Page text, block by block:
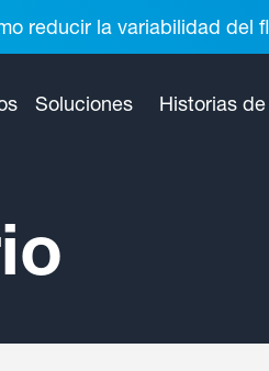
reducir la variabilidad del
Soluciones Historias